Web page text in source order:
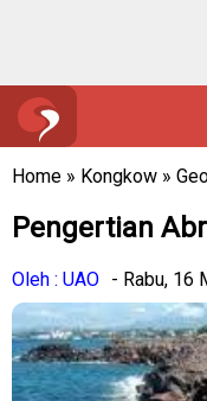
Home » Kongkow »
Pengertian
Oleh : UAO - Rabu, 16